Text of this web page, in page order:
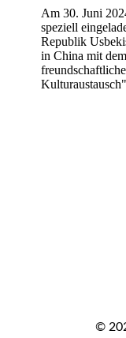
Am 30. Juni
speziell
Republik
in China mit
©